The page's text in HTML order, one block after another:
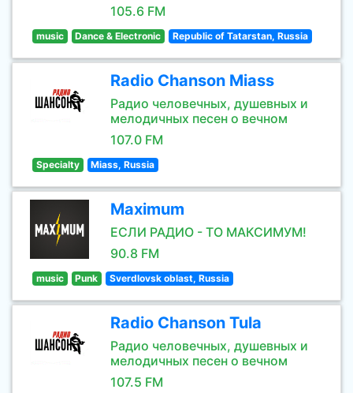
105.6 FM
music Dance & Electronic Republic of Tatarstan, Russia
Radio Chanson Miass
Радио человечных, душевных и
мелодичных песен о вечном
107.0 FM
Specialty Miass, Russia
Maximum
ЕСЛИ РАДИО - ТО МАКСИМУМ!
90.8 FM
music Punk Sverdlovsk oblast, Russia
Radio Chanson Tula
Радио человечных, душевных и
мелодичных песен о вечном
107.5 FM